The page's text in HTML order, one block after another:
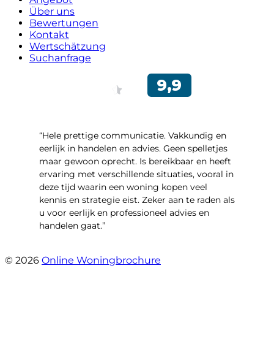
Über uns
Bewertungen
Kontakt
Wertschätzung
Suchanfrage
“Hele prettige communicatie. Vakkundig en
eerlijk in handelen en advies. Geen spelletjes
maar gewoon oprecht. Is bereikbaar en heeft
ervaring met verschillende situaties, vooral in
deze tijd waarin een woning kopen veel
kennis en strategie eist. Zeker aan te raden als
u voor eerlijk en professioneel advies en
handelen gaat.”
© 2026 Online Woningbrochure